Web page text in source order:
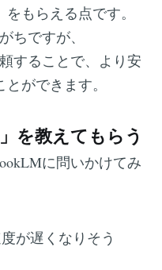
もらえる点です。
ちですが、
することで、より安
ができます。
を教えてもらう
に問いかけてみ
が遅くなりそう